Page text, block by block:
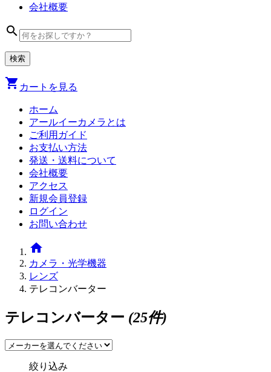
会社概要
search
shopping_cart カートを見る
ホーム
アールイーカメラとは
ご利用ガイド
お支払い方法
発送・送料について
会社概要
アクセス
新規会員登録
ログイン
お問い合わせ
home
カメラ・光学機器
レンズ
テレコンバーター
テレコンバーター (25件)
絞り込み